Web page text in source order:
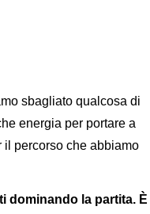
sbagliato qualcosa di
energia per portare a
percorso che abbiamo
dominando la partita. È